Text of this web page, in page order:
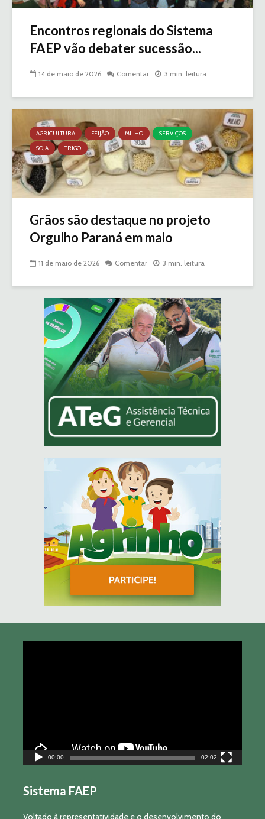
Encontros regionais do Sistema
FAEP vão debater sucessão...
14 de maio de 2026 Comentar 3 min. leitura
AGRICULTURA FEIJÃO MILHO
SERVIÇOS
SOJA
TRIGO
Grãos são destaque no projeto
Orgulho Paraná em maio
11 de maio de 2026 Comentar 3 min. leitura
00:00 02:02
Sistema FAEP
Voltado à representatividade e o desenvolvimento do